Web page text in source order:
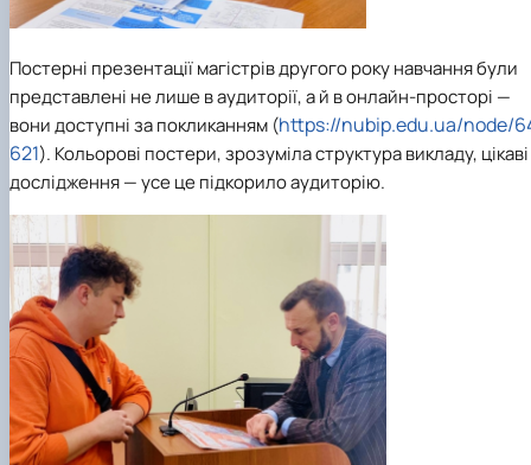
Постерні презентації магістрів другого року навчання були
представлені не лише в аудиторії, а й в онлайн-просторі —
вони доступні за покликанням (https://nubip.edu.ua/node/
621). Кольорові постери, зрозуміла структура викладу, цікаві
дослідження — усе це підкорило аудиторію.